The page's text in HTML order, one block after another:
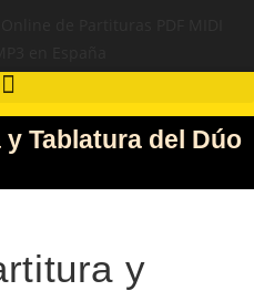
Tablatura del Dúo
y